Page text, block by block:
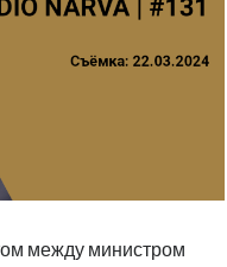
между министром